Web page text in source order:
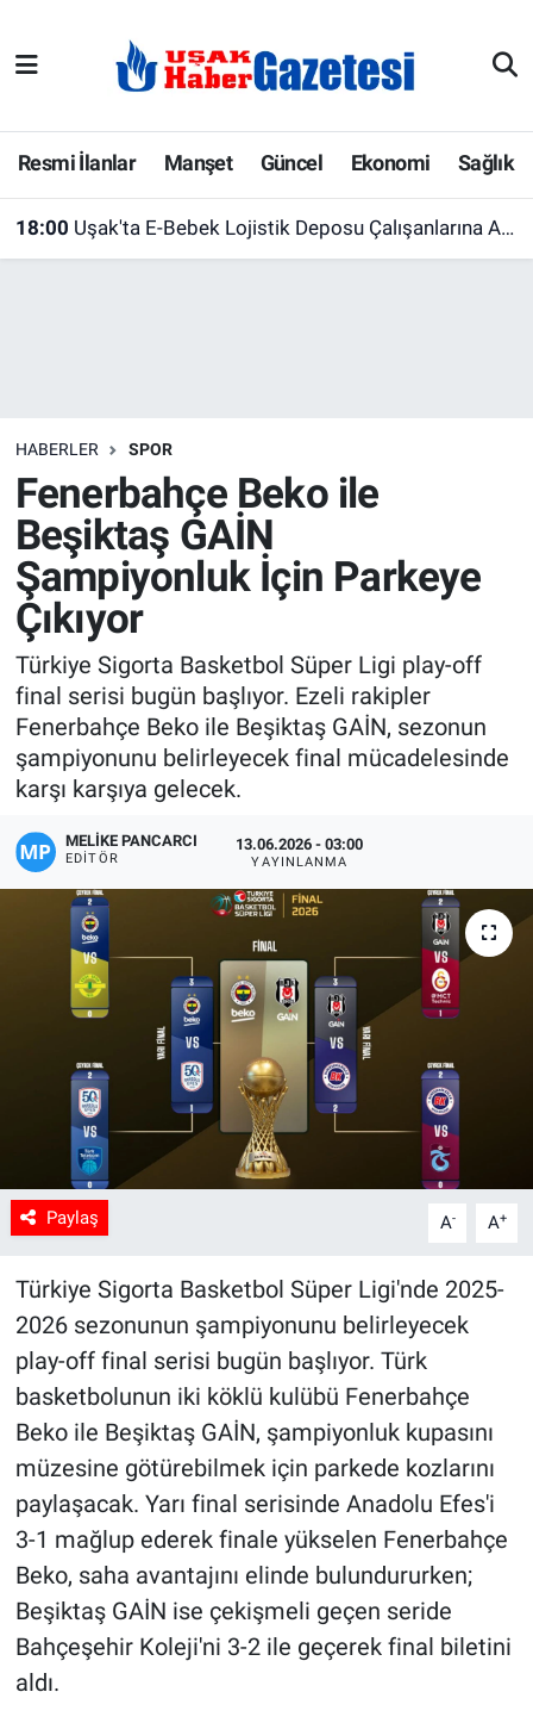
Resmi İlanlar Manşet Güncel Ekonomi Sağlık
18:00 Uşak'ta E-Bebek Lojistik Deposu Çalışanlarına AFAD'dan Afet Farkındalık Eğitimi
HABERLER SPOR
Fenerbahçe Beko ile
Beşiktaş GAİN
Şampiyonluk İçin Parkeye
Çıkıyor
Türkiye Sigorta Basketbol Süper Ligi play-off
final serisi bugün başlıyor. Ezeli rakipler
Fenerbahçe Beko ile Beşiktaş GAİN, sezonun
şampiyonunu belirleyecek final mücadelesinde
karşı karşıya gelecek.
MELIKE PANCARCI
EDITÖR
13.06.2026 - 03:00
YAYINLANMA
Paylaş A- A+
Türkiye Sigorta Basketbol Süper Ligi'nde 2025-
2026 sezonunun şampiyonunu belirleyecek
play-off final serisi bugün başlıyor. Türk
basketbolunun iki köklü kulübü Fenerbahçe
Beko ile Beşiktaş GAİN, şampiyonluk kupasını
müzesine götürebilmek için parkede kozlarını
paylaşacak. Yarı final serisinde Anadolu Efes'i
3-1 mağlup ederek finale yükselen Fenerbahçe
Beko, saha avantajını elinde bulundururken;
Beşiktaş GAİN ise çekişmeli geçen seride
Bahçeşehir Koleji'ni 3-2 ile geçerek final biletini
aldı.
E-Gazete
Ekonomi
Köşe Yazarları
Kültür Sanat
Manşet
Resmi İlanlar
Sağlık
Son Dakika
Uşak Hava Durumu
Uşak Trafik Yoğunluk Haritası